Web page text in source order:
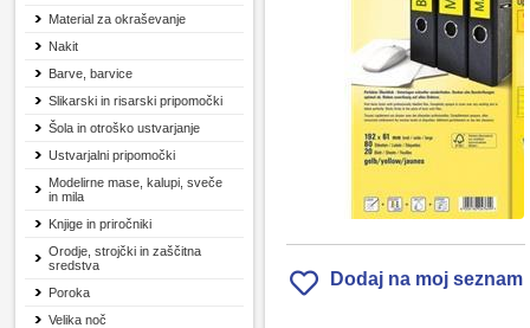
Material za okraševanje
Nakit
Barve, barvice
Slikarski in risarski pripomočki
Šola in otroško ustvarjanje
Ustvarjalni pripomočki
Modelirne mase, kalupi, sveče
in mila
Knjige in priročniki
Orodje, strojčki in zaščitna
sredstva
Poroka
Velika noč
Dodaj na moj seznam